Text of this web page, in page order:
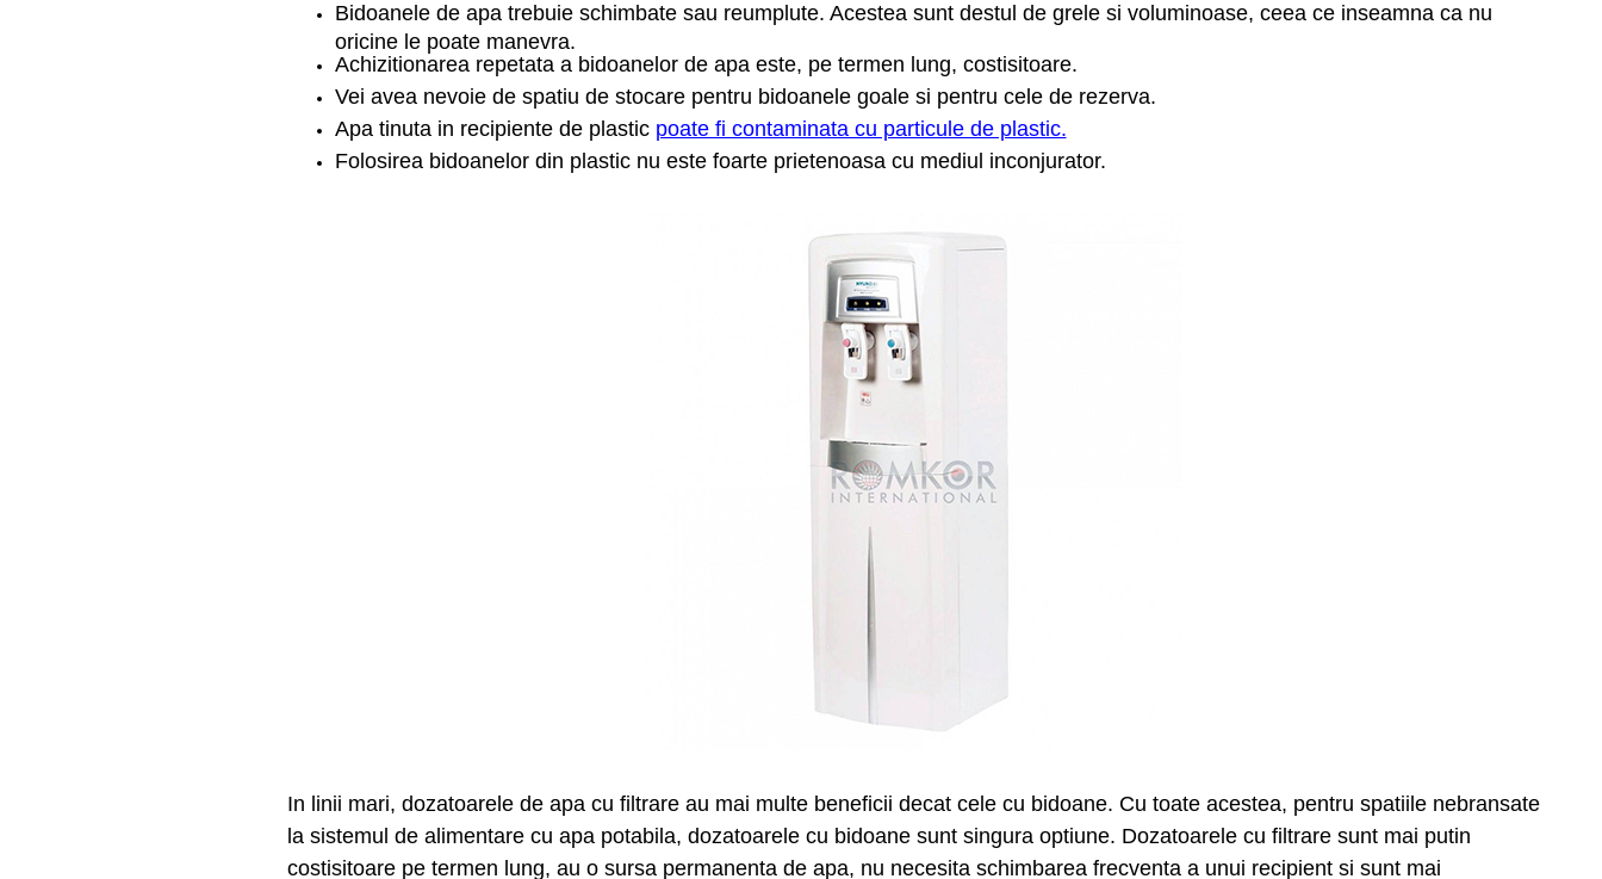
Bidoanele de apa trebuie schimbate sau reumplute. Acestea sunt destul de grele si voluminoase, ceea ce inseamna ca nu
oricine le poate manevra.
Achizitionarea repetata a bidoanelor de apa este, pe termen lung, costisitoare.
Vei avea nevoie de spatiu de stocare pentru bidoanele goale si pentru cele de rezerva.
Apa tinuta in recipiente de plastic poate fi contaminata cu particule de plastic.
Folosirea bidoanelor din plastic nu este foarte prietenoasa cu mediul inconjurator.
In linii mari, dozatoarele de apa cu filtrare au mai multe beneficii decat cele cu bidoane. Cu toate acestea, pentru spatiile nebransate
la sistemul de alimentare cu apa potabila, dozatoarele cu bidoane sunt singura optiune. Dozatoarele cu filtrare sunt mai putin
costisitoare pe termen lung, au o sursa permanenta de apa, nu necesita schimbarea frecventa a unui recipient si sunt mai